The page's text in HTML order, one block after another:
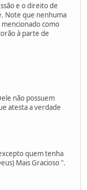
e o direito de
Note que nenhuma
como
à parte de
não possuem
atesta a verdade
quem tenha
Mais Gracioso ".